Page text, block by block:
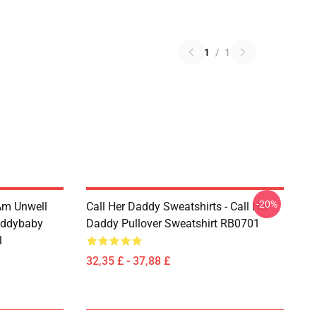
1 / 1
Unwell
Call Her Daddy Sweatshirts - Call Her
Daddy Pullover Sweatshirt RB0701
32,35 £ - 37,88 £
-20%